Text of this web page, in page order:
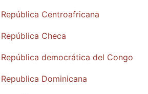
Centroafricana
Checa
democrática del Congo
Dominicana